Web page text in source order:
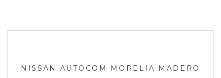
NISSAN AUTOCOM MORELIA MADERO